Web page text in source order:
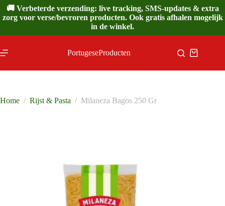
Ga
naar
de
🚚 Verbeterde verzending: live tracking, SMS-updates & extra
zorg voor verse/bevroren producten. Ook gratis afhalen mogelijk
in de winkel.
PortugeseProducten
Home / Rijst & Pasta / Milaneza Bagos 250 Gr